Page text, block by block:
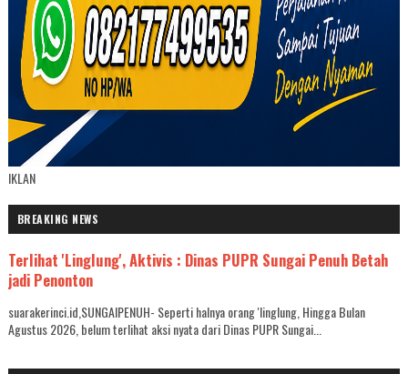
IKLAN
BREAKING NEWS
Terlihat 'Linglung', Aktivis : Dinas PUPR Sungai Penuh Betah
jadi Penonton
suarakerinci.id,SUNGAIPENUH- Seperti halnya orang 'linglung, Hingga Bulan
Agustus 2026, belum terlihat aksi nyata dari Dinas PUPR Sungai...